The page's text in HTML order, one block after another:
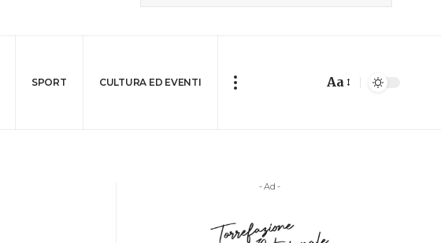
SPORT CULTURA ED EVENTI Aa
- Ad -